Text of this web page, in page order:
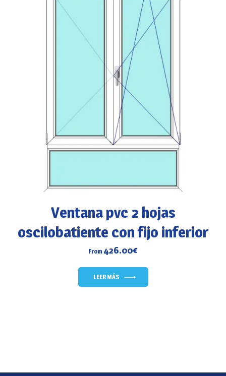
Ventana pvc 2 hojas
oscilobatiente con fijo inferior
From 426.00€
LEER MÁS